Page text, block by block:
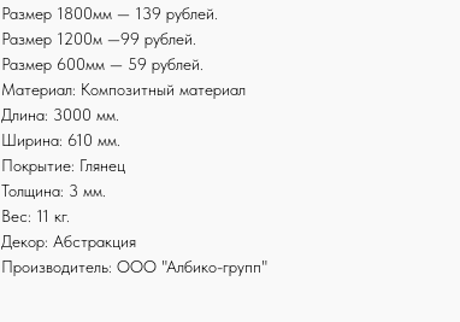
Размер 1800мм — 139 рублей.
Размер 1200м —99 рублей.
Размер 600мм — 59 рублей.
Материал: Композитный материал
Длина: 3000 мм.
Ширина: 610 мм.
Покрытие: Глянец
Толщина: 3 мм.
Вес: 11 кг.
Декор: Абстракция
Производитель: ООО "Албико-групп"